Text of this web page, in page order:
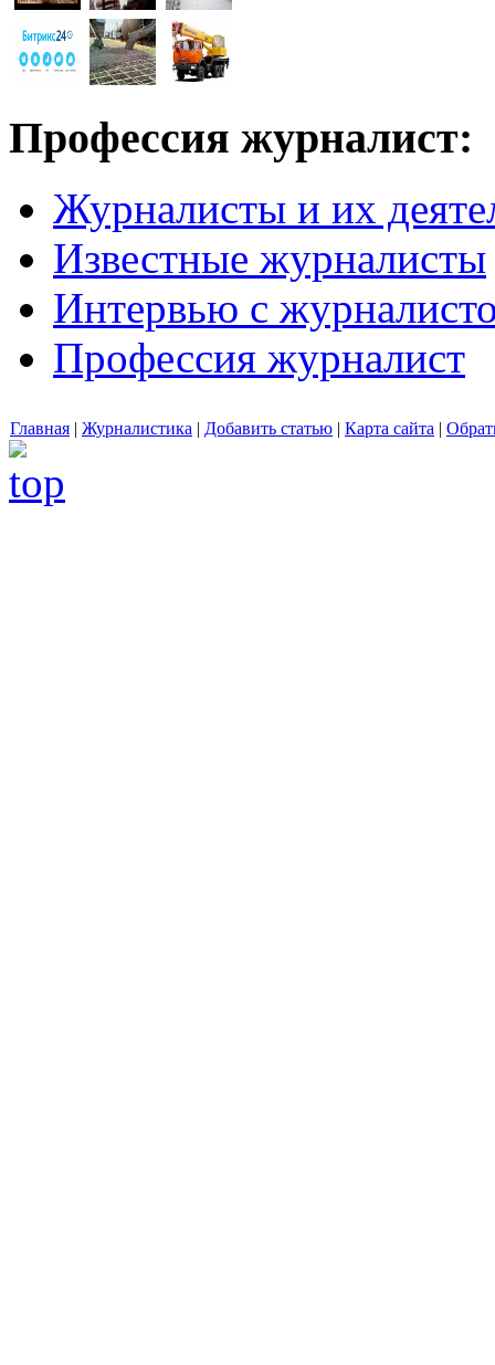
Профессия журналист:
Журналисты и их
Известные журналисты
Интервью с
Профессия журналист
Главная | Журналистика | Добавить статью | Карта сайта |